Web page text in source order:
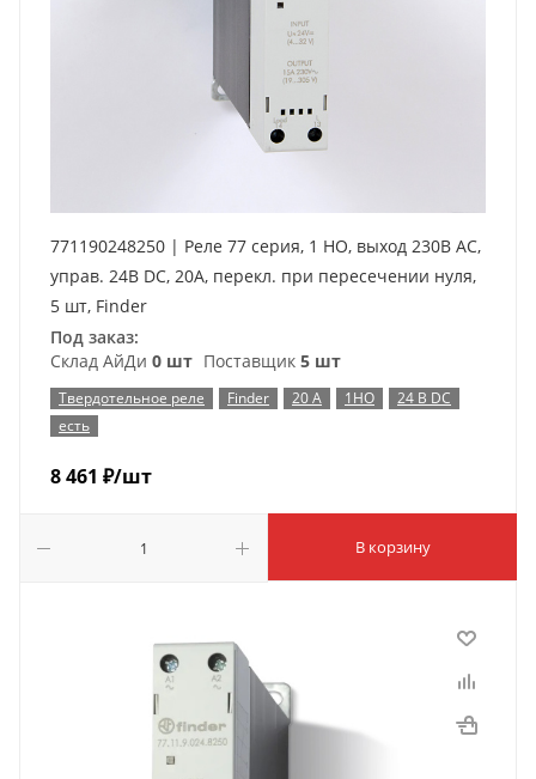
771190248250 | Реле 77 серия, 1 НО, выход 230В AC,
управ. 24В DC, 20A, перекл. при пересечении нуля,
5 шт, Finder
Под заказ:
Склад АйДи 0 шт Поставщик 5 шт
Твердотельное реле Finder 20 А 1НО
24 В DC
есть
8 461 ₽/шт
В корзину